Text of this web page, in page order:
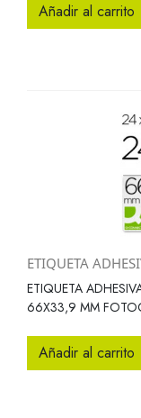
Añadir al carrito
ETIQUETA
ETIQUETA
66X33,9 MM
Añadir al carrito